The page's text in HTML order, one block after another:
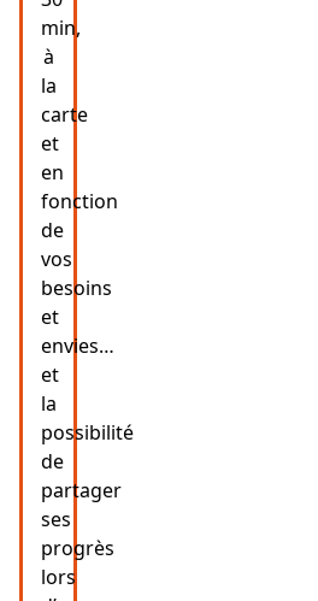
min,
à
la
carte
et
en
fonction
de
vos
besoins
et
envies…
et
la
possibilité
de
partager
ses
progrès
lors